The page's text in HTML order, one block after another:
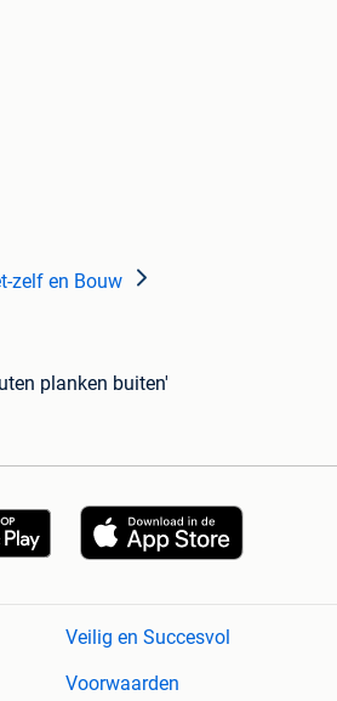
zelf en Bouw
planken buiten'
Veilig en Succesvol
Voorwaarden